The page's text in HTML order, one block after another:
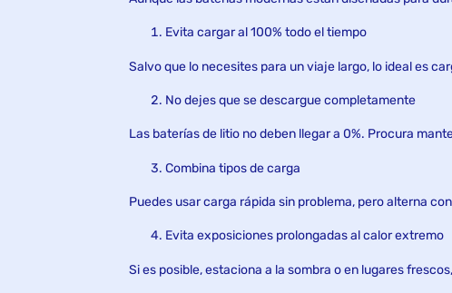
Evita cargar al 100% todo el tiempo
Salvo que lo necesites para un viaje largo, lo ideal es
No dejes que se descargue completamente
Las baterías de litio no deben llegar a 0%. Procura
Combina tipos de carga
Puedes usar carga rápida sin problema, pero alterna
Evita exposiciones prolongadas al calor extremo
Si es posible, estaciona a la sombra o en lugares